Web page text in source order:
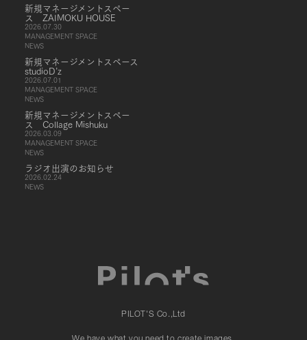
新規マネージメントスペー
ス ZAIMOKU HOUSE
2026.07.30
MANAGEMENT SPACE
NEWS
新規マネージメントスペース
studioD’z
2026.07.01
MANAGEMENT SPACE
NEWS
新規マネージメントスペー
ス Collage Mishuku
2026.03.09
MANAGEMENT SPACE
NEWS
ラジオ出演のお知らせ
2026.02.24
NEWS
PILOT'S Co.,Ltd